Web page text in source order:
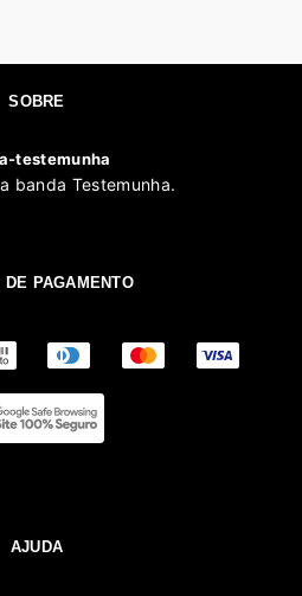
SOBRE
testemunha
banda Testemunha.
DE PAGAMENTO
AJUDA